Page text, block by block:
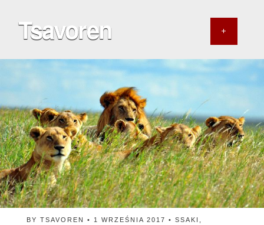
Tsavoren
BY TSAVOREN • 1 WRZEŚNIA 2017 • SSAKI